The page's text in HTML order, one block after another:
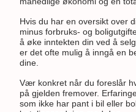
Hvis du har en oversikt over
minus forbruks- og
å øke inntekten din ved å
er det ofte mulig å inngå en
dine.
Vær konkret når du foreslår
på gjelden fremover.
som ikke har pant i bil eller